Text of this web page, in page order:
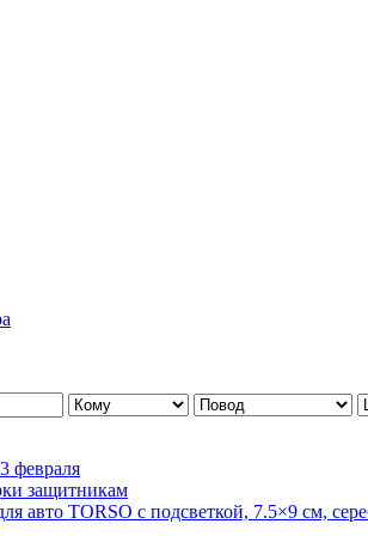
февраля
защитникам
авто TORSO с подсветкой, 7.5×9 см,